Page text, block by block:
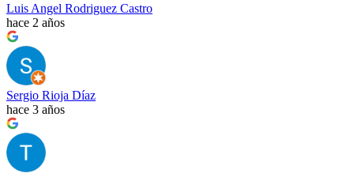
Luis Angel Rodriguez Castro
hace 2 años
Sergio Rioja Díaz
hace 3 años